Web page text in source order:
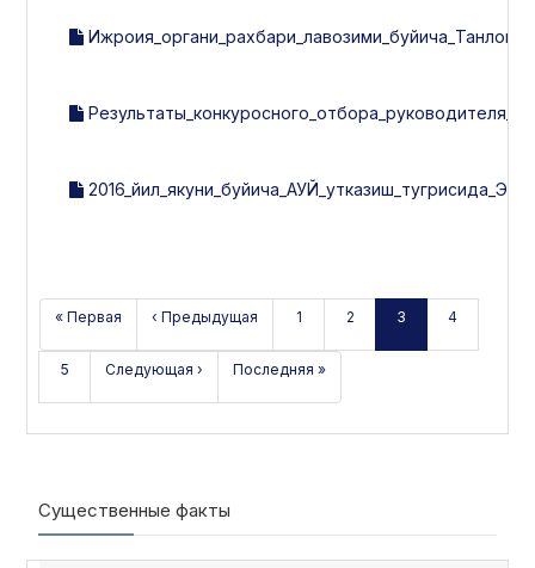
« Первая ‹ Предыдущая 1 2 3 4
5 Следующая › Последняя »
Существенные факты